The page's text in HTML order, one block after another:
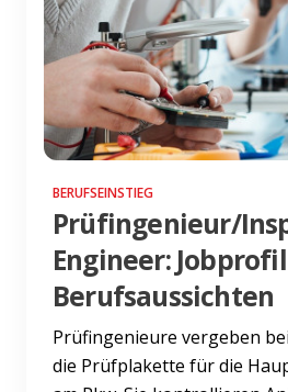
BERUFSEINSTIEG
Prüfingenieur/
Engineer:
Berufsaussichten
Prüfingenieure vergeben
die Prüfplakette für die